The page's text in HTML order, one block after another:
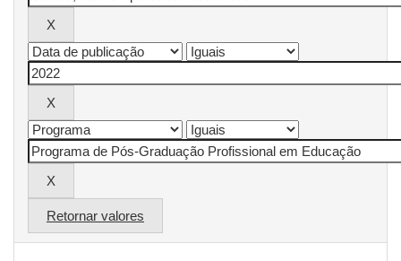
Retornar valores